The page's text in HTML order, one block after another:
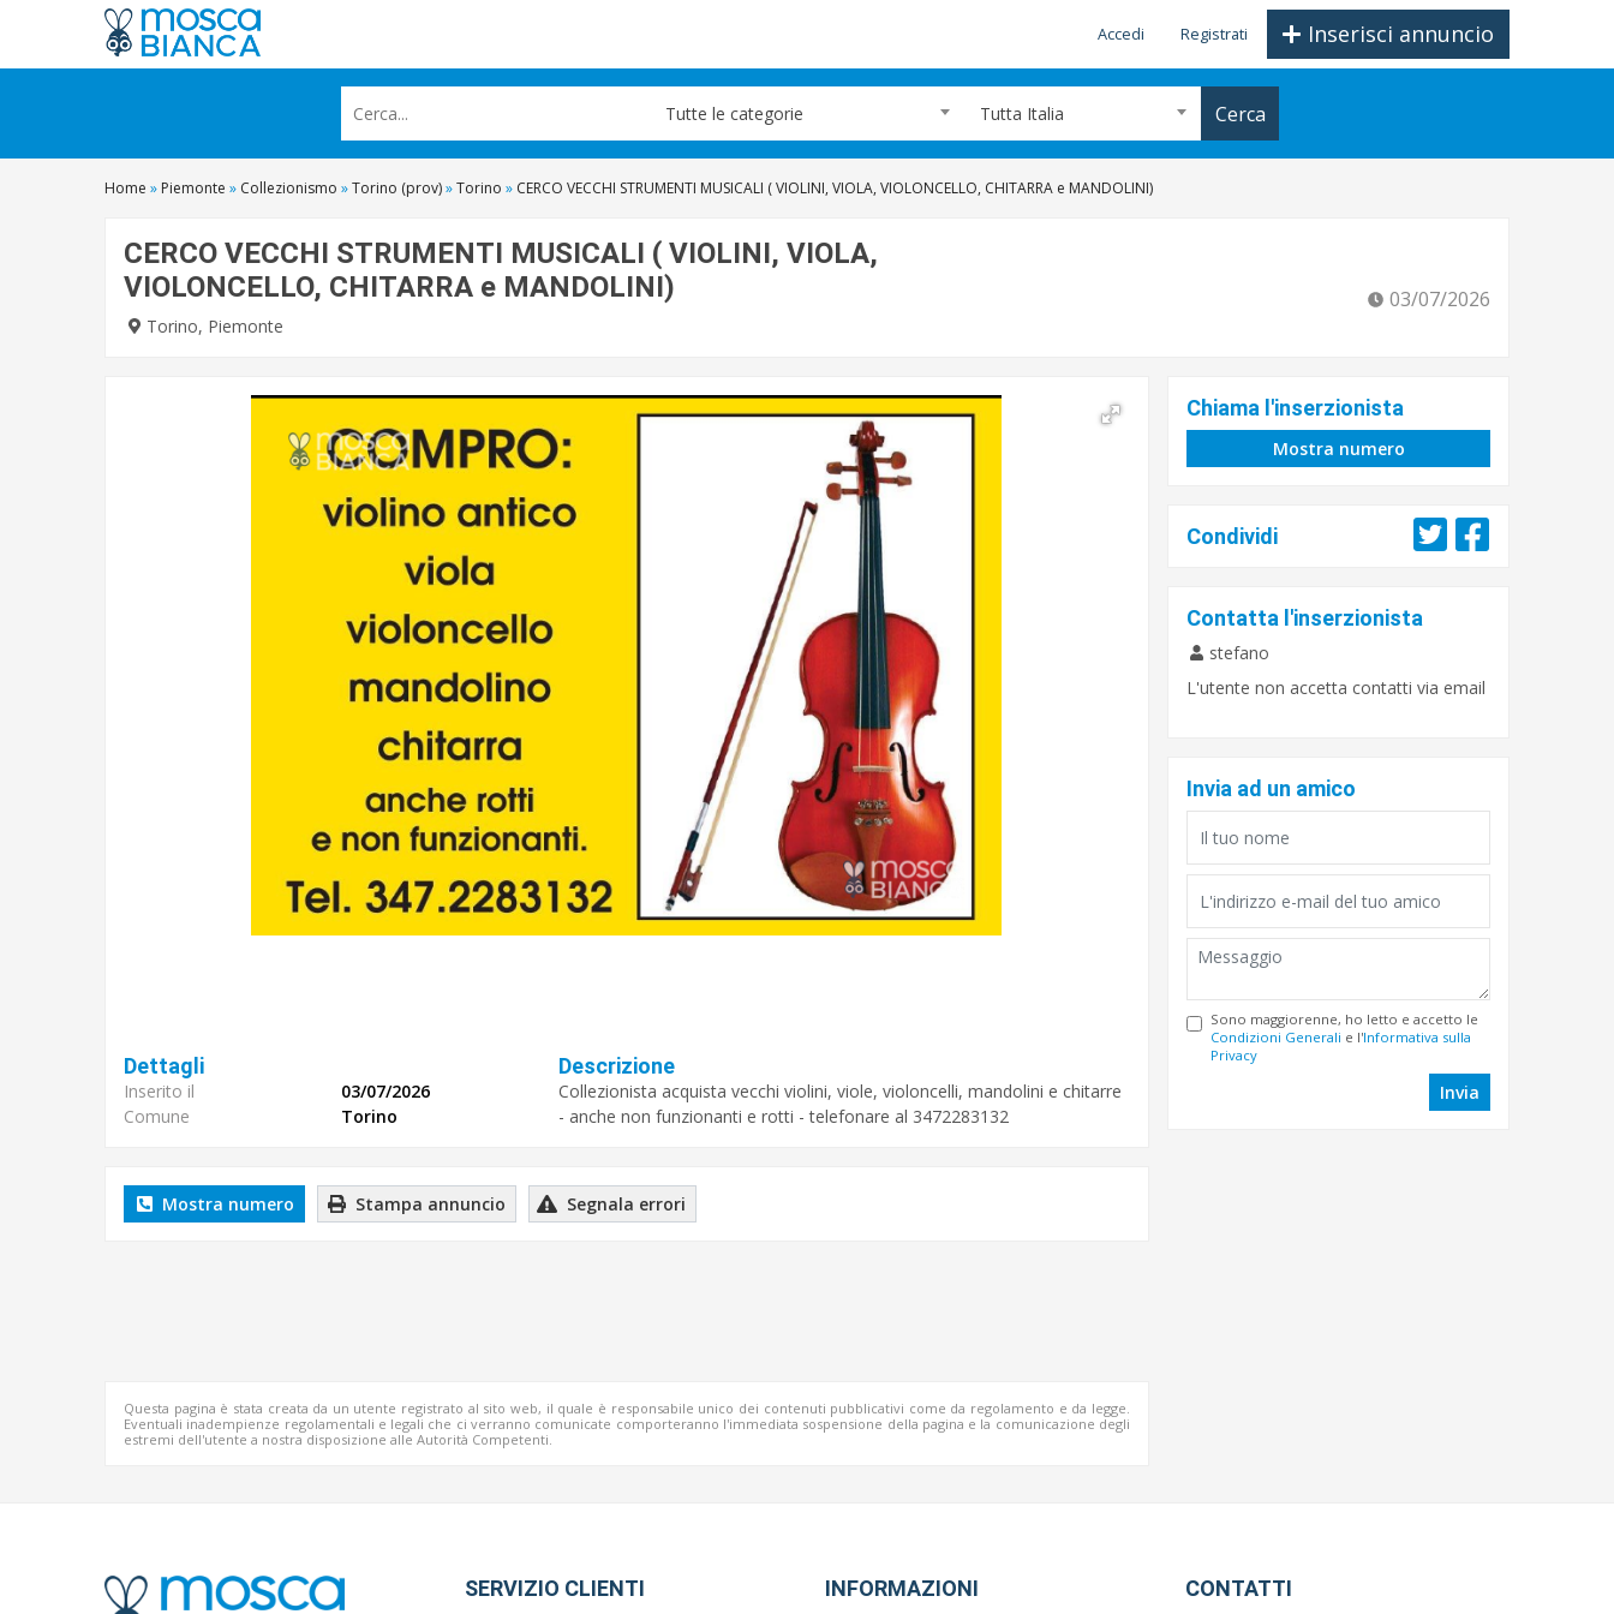
Inserisci annuncio
Accedi Registrati
Tutte le categorie Tutta Italia Cerca
Home » Piemonte » Collezionismo »Torino (prov)»Torino » CERCO VECCHI STRUMENTI MUSICALI ( VIOLINI, VIOLA, VIOLONCELLO, CHITARRA e MANDOLINI)
CERCO VECCHI STRUMENTI MUSICALI ( VIOLINI, VIOLA,
VIOLONCELLO, CHITARRA e MANDOLINI)
Torino, Piemonte
03/07/2026
Dettagli
Inserito il
03/07/2026
Comune
Torino
Descrizione
Collezionista acquista vecchi violini, viole, violoncelli, mandolini e chitarre
- anche non funzionanti e rotti - telefonare al 3472283132
Mostra numero Stampa annuncio Segnala errori
Questa pagina è stata creata da un utente registrato al sito web, il quale è responsabile unico dei contenuti pubblicativi come da regolamento e da legge.
Eventuali inadempienze regolamentali e legali che ci verranno comunicate comporteranno l'immediata sospensione della pagina e la comunicazione degli
estremi dell'utente a nostra disposizione alle Autorità Competenti.
Chiama l'inserzionista
Mostra numero
Condividi
Contatta l'inserzionista
stefano
L'utente non accetta contatti via email
Invia ad un amico
Sono maggiorenne, ho letto e accetto le
Condizioni Generali e l'Informativa sulla
Privacy
Invia
SERVIZIO CLIENTI INFORMAZIONI CONTATTI